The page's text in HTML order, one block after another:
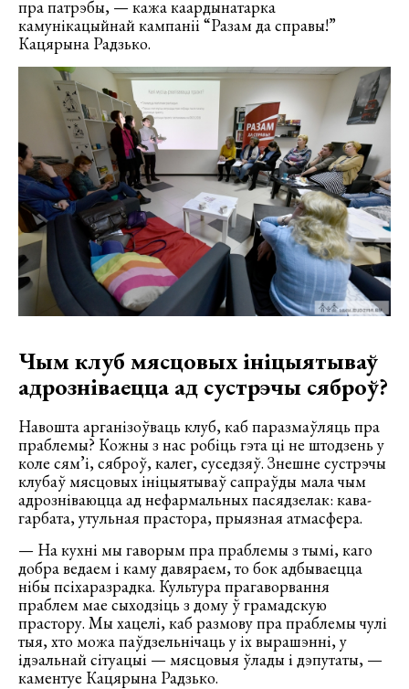
пра патрэбы, — кажа каардынатарка
камунікацыйнай кампаніі “Разам да справы!”
Кацярына Радзько.
Чым клуб мясцовых ініцыятываў
адрозніваецца ад сустрэчы сяброў?
Навошта арганізоўваць клуб, каб паразмаўляць пра
праблемы? Кожны з нас робіць гэта ці не штодзень у
коле сям’і, сяброў, калег, суседзяў. Знешне сустрэчы
клубаў мясцовых ініцыятываў сапраўды мала чым
адрозніваюцца ад нефармальных пасядзелак: кава-
гарбата, утульная прастора, прыязная атмасфера.
— На кухні мы гаворым пра праблемы з тымі, каго
добра ведаем і каму давяраем, то бок адбываецца
нібы псіхаразрадка. Культура прагаворвання
праблем мае сыходзіць з дому ў грамадскую
прастору. Мы хацелі, каб размову пра праблемы чулі
тыя, хто можа паўдзельнічаць у іх вырашэнні, у
ідэальнай сітуацыі — мясцовыя ўлады і дэпутаты, —
каментуе Кацярына Радзько.